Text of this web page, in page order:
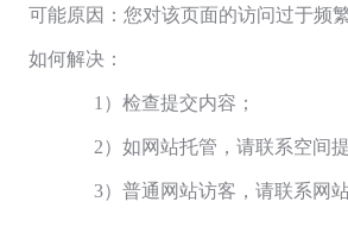
可能原因：您对该页面的访问过于频
如何解决：
1）检查提交内容；
2）如网站托管，请联系空间
3）普通网站访客，请联系网